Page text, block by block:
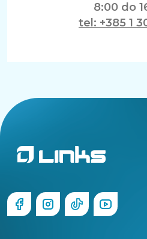
8:00 do
tel: +385 1